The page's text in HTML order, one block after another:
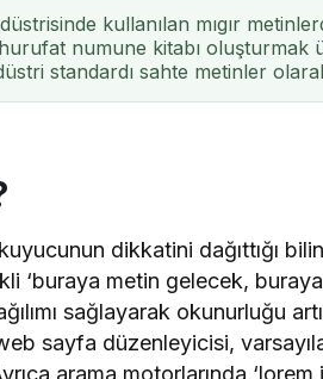
kullanılan mıgır
numune kitabı oluşturmak
standardı sahte metinler
dikkatini dağıttığı
‘buraya metin gelecek,
sağlayarak okunurluğu
sayfa düzenleyicisi,